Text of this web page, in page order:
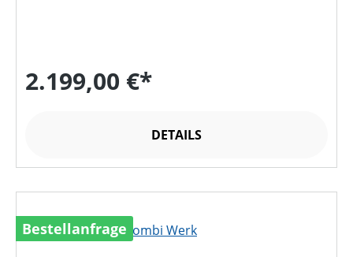
2.199,00 €*
DETAILS
Bestellanfrage